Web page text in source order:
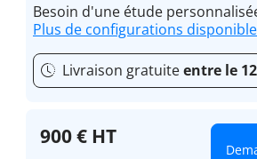
Besoin d'une étude
Plus de configurations
Livraison gratuiteentre le
900 € HT